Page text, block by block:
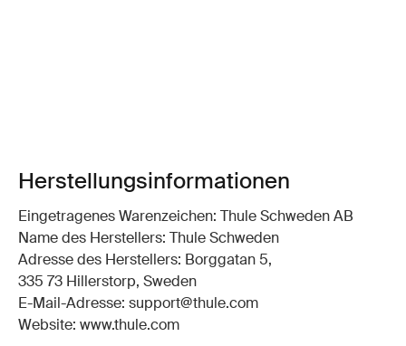
Herstellungsinformationen
Eingetragenes Warenzeichen: Thule Schweden AB
Name des Herstellers: Thule Schweden
Adresse des Herstellers: Borggatan 5,
335 73 Hillerstorp, Sweden
E-Mail-Adresse: support@thule.com
Website: www.thule.com